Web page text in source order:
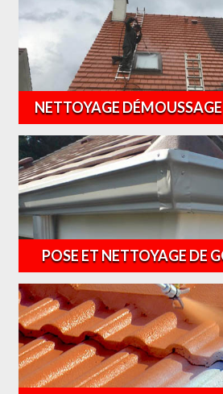
NETTOYAGE
POSE ET NETTOYAGE DE